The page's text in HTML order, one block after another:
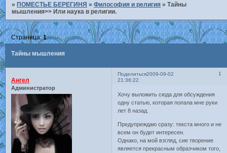
»ПОМЕСТЬЕ БЕРЕГИНЯ »Философия и религия »Тайны
мышления>> Или наука в религии.
Тайны мышления
Страница:1
Поделиться 1
2009-09-02
21:36:22
Ангел
Администратор
Хочу выложить сюда для обсуждения
одну статью, которая попала мне руки
лет 8 назад.
Предупреждаю сразу: текста много и не
всем он будет интересен.
Однако, на мой взгляд, сие творение
является прекрасным образчиком того,